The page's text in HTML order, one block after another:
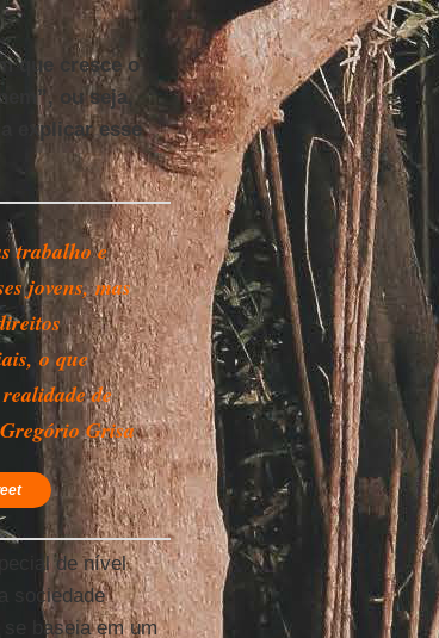
que cresce o
ou seja,
explicar esse
trabalho e
jovens, mas
o que
de
Grisa
de nível
sociedade
baseia em um